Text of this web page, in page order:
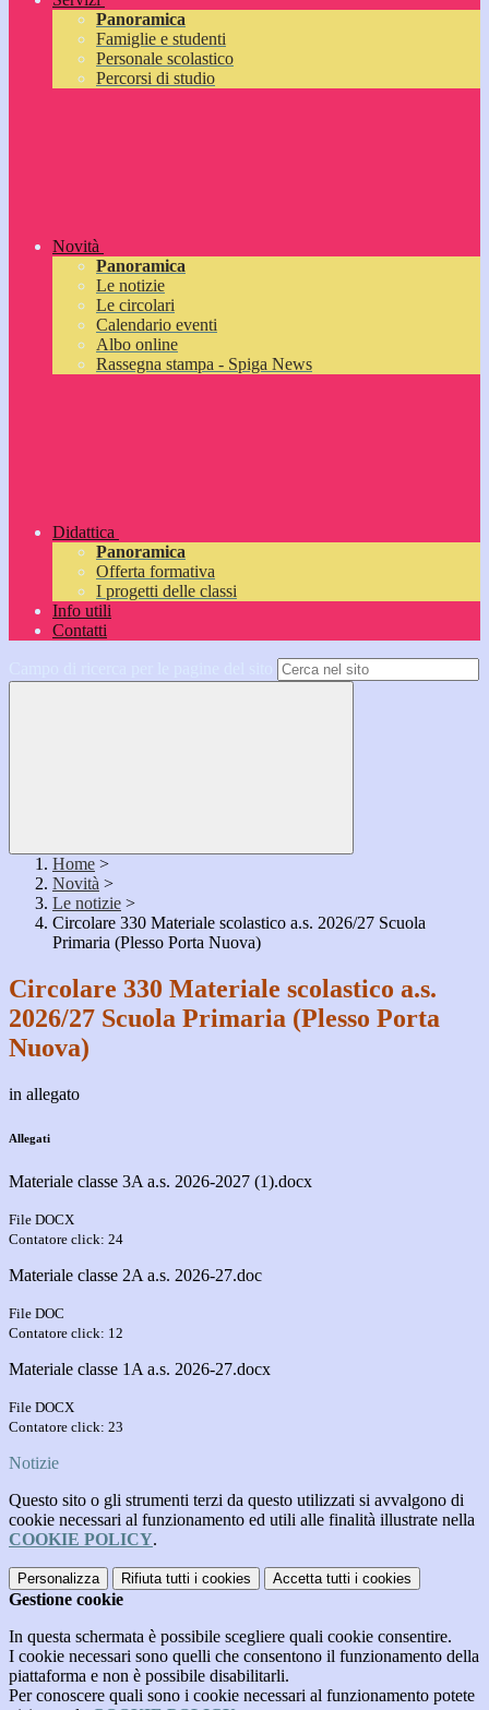
Panoramica
Famiglie e studenti
Personale scolastico
Percorsi di studio
Novità
Panoramica
Le notizie
Le circolari
Calendario eventi
Albo online
Rassegna stampa - Spiga News
Didattica
Panoramica
Offerta formativa
I progetti delle classi
Info utili
Contatti
Home >
Novità >
Le notizie >
Circolare 330 Materiale scolastico a.s. 2026/27 Scuola
Primaria (Plesso Porta Nuova)
Circolare 330 Materiale scolastico a.s.
2026/27 Scuola Primaria (Plesso Porta
Nuova)
in allegato
Allegati
Materiale classe 3A a.s. 2026-2027 (1).docx
File DOCX
Contatore click: 24
Materiale classe 2A a.s. 2026-27.doc
File DOC
Contatore click: 12
Materiale classe 1A a.s. 2026-27.docx
File DOCX
Contatore click: 23
Notizie
Questo sito o gli strumenti terzi da questo utilizzati si avvalgono di
cookie necessari al funzionamento ed utili alle finalità illustrate nella
COOKIE POLICY.
Personalizza Rifiuta tutti i cookies Accetta tutti i cookies
Gestione cookie
In questa schermata è possibile scegliere quali cookie consentire.
I cookie necessari sono quelli che consentono il funzionamento della
piattaforma e non è possibile disabilitarli.
Per conoscere quali sono i cookie necessari al funzionamento potete